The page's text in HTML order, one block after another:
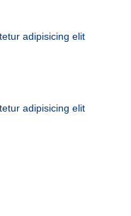
adipisicing elit
adipisicing elit